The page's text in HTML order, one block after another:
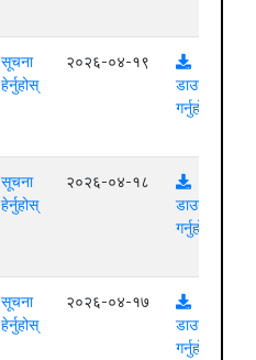
सूचना
हेर्नुहोस्
२०२६-०४-१९
डाउनलोड
गर्नुहोस्
सूचना
हेर्नुहोस्
२०२६-०४-१८
डाउनलोड
गर्नुहोस्
सूचना
हेर्नुहोस्
२०२६-०४-१७
डाउनलोड
गर्नुहोस्